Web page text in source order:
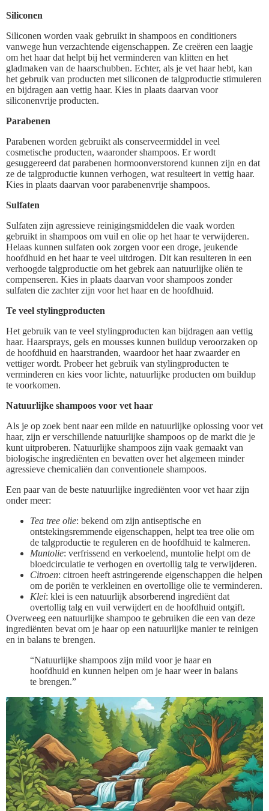
Siliconen
Siliconen worden vaak gebruikt in shampoos en conditioners
vanwege hun verzachtende eigenschappen. Ze creëren een laagje
om het haar dat helpt bij het verminderen van klitten en het
gladmaken van de haarschubben. Echter, als je vet haar hebt, kan
het gebruik van producten met siliconen de talgproductie stimuleren
en bijdragen aan vettig haar. Kies in plaats daarvan voor
siliconenvrije producten.
Parabenen
Parabenen worden gebruikt als conserveermiddel in veel
cosmetische producten, waaronder shampoos. Er wordt
gesuggereerd dat parabenen hormoonverstorend kunnen zijn en dat
ze de talgproductie kunnen verhogen, wat resulteert in vettig haar.
Kies in plaats daarvan voor parabenenvrije shampoos.
Sulfaten
Sulfaten zijn agressieve reinigingsmiddelen die vaak worden
gebruikt in shampoos om vuil en olie op het haar te verwijderen.
Helaas kunnen sulfaten ook zorgen voor een droge, jeukende
hoofdhuid en het haar te veel uitdrogen. Dit kan resulteren in een
verhoogde talgproductie om het gebrek aan natuurlijke oliën te
compenseren. Kies in plaats daarvan voor shampoos zonder
sulfaten die zachter zijn voor het haar en de hoofdhuid.
Te veel stylingproducten
Het gebruik van te veel stylingproducten kan bijdragen aan vettig
haar. Haarsprays, gels en mousses kunnen buildup veroorzaken op
de hoofdhuid en haarstranden, waardoor het haar zwaarder en
vettiger wordt. Probeer het gebruik van stylingproducten te
verminderen en kies voor lichte, natuurlijke producten om buildup
te voorkomen.
Natuurlijke shampoos voor vet haar
Als je op zoek bent naar een milde en natuurlijke oplossing voor vet
haar, zijn er verschillende natuurlijke shampoos op de markt die je
kunt uitproberen. Natuurlijke shampoos zijn vaak gemaakt van
biologische ingrediënten en bevatten over het algemeen minder
agressieve chemicaliën dan conventionele shampoos.
Een paar van de beste natuurlijke ingrediënten voor vet haar zijn
onder meer:
Tea tree olie: bekend om zijn antiseptische en
ontstekingsremmende eigenschappen, helpt tea tree olie om
de talgproductie te reguleren en de hoofdhuid te kalmeren.
Muntolie: verfrissend en verkoelend, muntolie helpt om de
bloedcirculatie te verhogen en overtollig talg te verwijderen.
Citroen: citroen heeft astringerende eigenschappen die helpen
om de poriën te verkleinen en overtollige olie te verminderen.
Klei: klei is een natuurlijk absorberend ingrediënt dat
overtollig talg en vuil verwijdert en de hoofdhuid ontgift.
Overweeg een natuurlijke shampoo te gebruiken die een van deze
ingrediënten bevat om je haar op een natuurlijke manier te reinigen
en in balans te brengen.
“Natuurlijke shampoos zijn mild voor je haar en
hoofdhuid en kunnen helpen om je haar weer in balans
te brengen.”